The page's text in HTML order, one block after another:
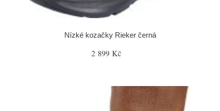
Nízké kozačky Rieker černá
2 899 Kč